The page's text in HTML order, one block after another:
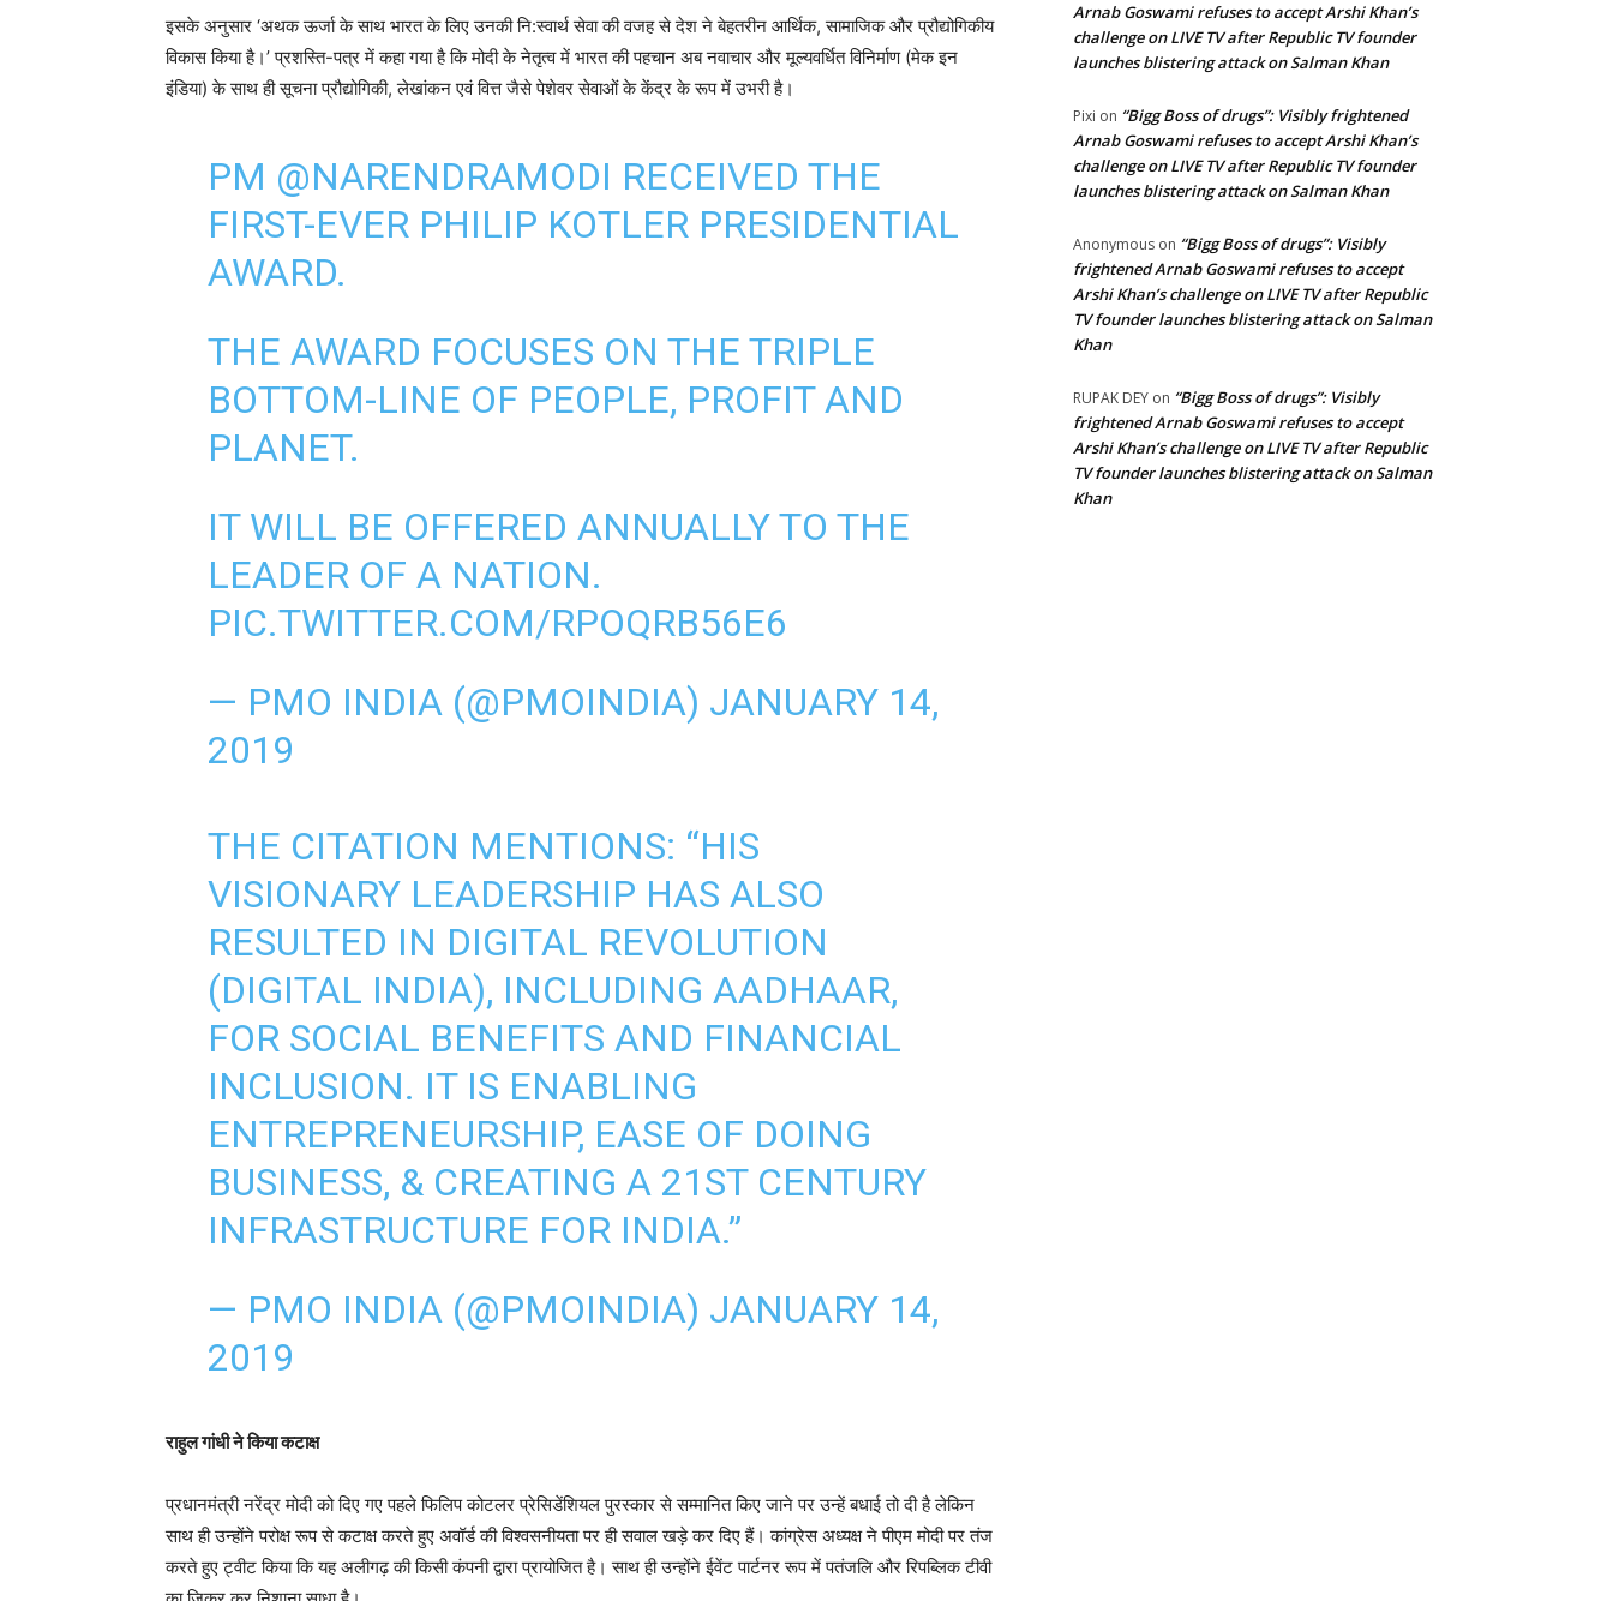
इसके अनुसार ‘अथक ऊर्जा के साथ भारत के लिए उनकी नि:स्वार्थ सेवा की वजह से देश ने बेहतरीन आर्थिक, सामाजिक और प्रौद्योगिकीय
विकास किया है।’ प्रशस्ति-पत्र में कहा गया है कि मोदी के नेतृत्व में भारत की पहचान अब नवाचार और मूल्यवर्धित विनिर्माण (मेक इन
इंडिया) के साथ ही सूचना प्रौद्योगिकी, लेखांकन एवं वित्त जैसे पेशेवर सेवाओं के केंद्र के रूप में उभरी है।
PM @NARENDRAMODI RECEIVED THE
FIRST-EVER PHILIP KOTLER PRESIDENTIAL
AWARD.
THE AWARD FOCUSES ON THE TRIPLE
BOTTOM-LINE OF PEOPLE, PROFIT AND
PLANET.
IT WILL BE OFFERED ANNUALLY TO THE
LEADER OF A NATION.
PIC.TWITTER.COM/RPOQRB56E6
— PMO INDIA (@PMOINDIA) JANUARY 14,
2019
THE CITATION MENTIONS: “HIS
VISIONARY LEADERSHIP HAS ALSO
RESULTED IN DIGITAL REVOLUTION
(DIGITAL INDIA), INCLUDING AADHAAR,
FOR SOCIAL BENEFITS AND FINANCIAL
INCLUSION. IT IS ENABLING
ENTREPRENEURSHIP, EASE OF DOING
BUSINESS, & CREATING A 21ST CENTURY
INFRASTRUCTURE FOR INDIA.”
— PMO INDIA (@PMOINDIA) JANUARY 14,
2019
राहुल गांधी ने किया कटाक्ष
प्रधानमंत्री नरेंद्र मोदी को दिए गए पहले फिलिप कोटलर प्रेसिडेंशियल पुरस्कार से सम्मानित किए जाने पर उन्हें बधाई तो दी है लेकिन
साथ ही उन्होंने परोक्ष रूप से कटाक्ष करते हुए अवॉर्ड की विश्वसनीयता पर ही सवाल खड़े कर दिए हैं। कांग्रेस अध्यक्ष ने पीएम मोदी पर तंज
करते हुए ट्वीट किया कि यह अलीगढ़ की किसी कंपनी द्वारा प्रायोजित है। साथ ही उन्होंने ईवेंट पार्टनर रूप में पतंजलि और रिपब्लिक टीवी
Arnab Goswami refuses to accept Arshi Khan’s
challenge on LIVE TV after Republic TV founder
launches blistering attack on Salman Khan
Pixi on “Bigg Boss of drugs”: Visibly frightened
Arnab Goswami refuses to accept Arshi Khan’s
challenge on LIVE TV after Republic TV founder
launches blistering attack on Salman Khan
Anonymous on “Bigg Boss of drugs”: Visibly
frightened Arnab Goswami refuses to accept
Arshi Khan’s challenge on LIVE TV after Republic
TV founder launches blistering attack on Salman
Khan
RUPAK DEY on “Bigg Boss of drugs”: Visibly
frightened Arnab Goswami refuses to accept
Arshi Khan’s challenge on LIVE TV after Republic
TV founder launches blistering attack on Salman
Khan